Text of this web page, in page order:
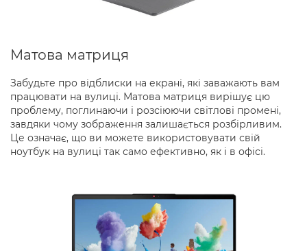
Матова матриця
Забудьте про відблиски на екрані, які заважають вам
працювати на вулиці. Матова матриця вирішує цю
проблему, поглинаючи і розсіюючи світлові промені,
завдяки чому зображення залишається розбірливим.
Це означає, що ви можете використовувати свій
ноутбук на вулиці так само ефективно, як і в офісі.